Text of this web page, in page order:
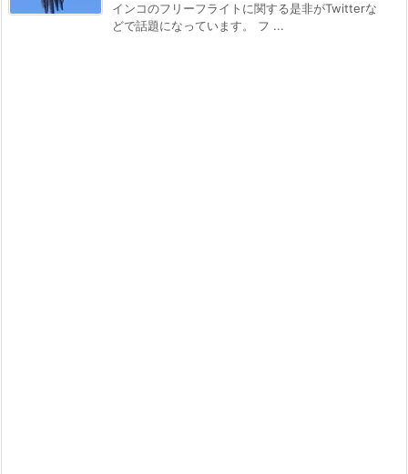
インコのフリーフライトに関する是非がTwitterな
どで話題になっています。 フ ...